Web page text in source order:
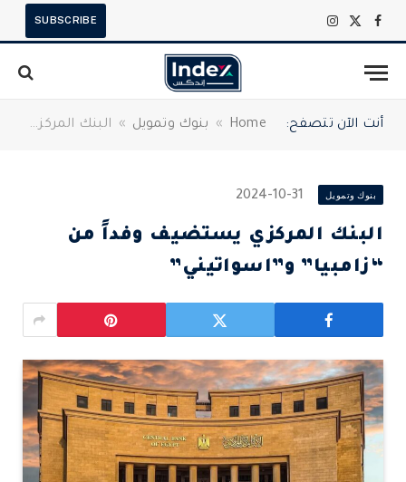
فيسبوك
X
الانستغرام
SUBSCRIBE
أنت الآن تتصفح: Home
» بنوك وتمويل » البنك المركزي يستضيف وفداً من “زامبيا” و”اسواتيني”
بنوك وتمويل 2024-10-31
البنك المركزي يستضيف وفداً من
“زامبيا” و”اسواتيني”